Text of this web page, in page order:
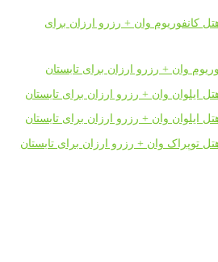
کانفوریوم وان + رزرو ارزان برای
وان + رزرو ارزان برای تابستان
ایلوان وان + رزرو ارزان برای تابستان
ایلوان وان + رزرو ارزان برای تابستان
توپراک وان + رزرو ارزان برای تابستان